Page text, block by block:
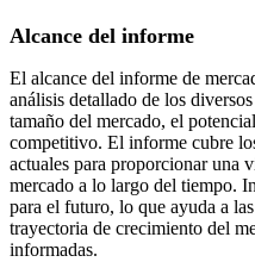
Alcance del informe
El alcance del informe de
análisis detallado de los
tamaño del mercado, el
competitivo. El informe cubre
actuales para proporcionar una
mercado a lo largo del tiempo.
para el futuro, lo que ayuda a
trayectoria de crecimiento del
informadas.